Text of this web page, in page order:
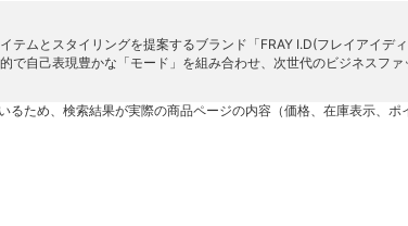
テムとスタイリングを提案するブランド「FRAY I.D(フレイアイディ
で自己表現豊かな「モード」を組み合わせ、次世代のビジネスファ
るため、検索結果が実際の商品ページの内容（価格、在庫表示、